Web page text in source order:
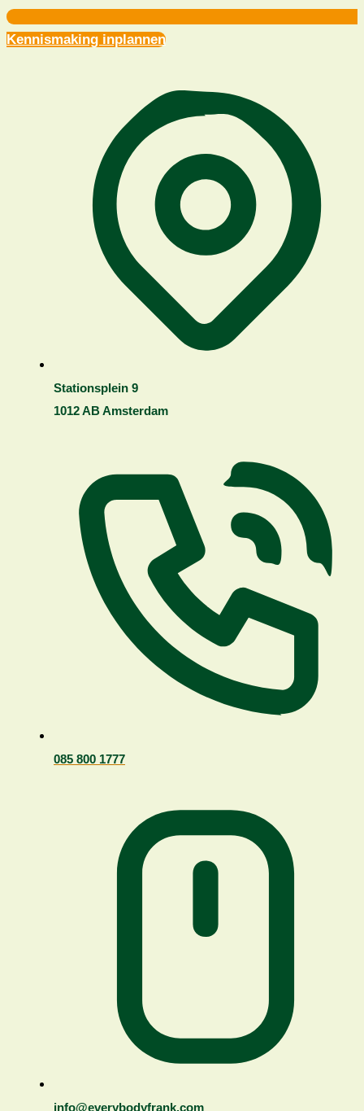
Kennismaking inplannen
Stationsplein 9
1012 AB Amsterdam
085 800 1777
info@everybodyfrank.com